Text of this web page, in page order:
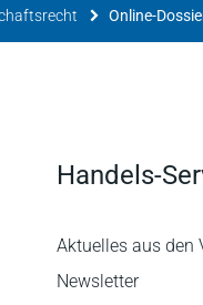
Handels-
Aktuelles aus den
Newsletter